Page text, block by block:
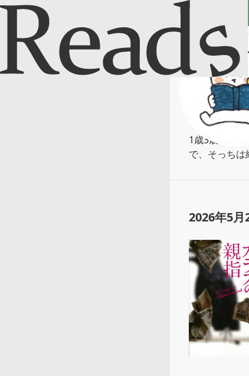
Reads - 読書のSNS＆記録アプリ
とろころ
morshi
1歳3歳子育
で、そっちは
2026年5月